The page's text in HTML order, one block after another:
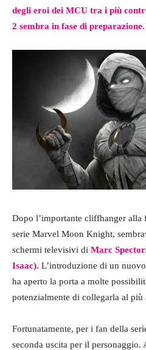
degli eroi dei MCU tra i più
2 sembra in fase di preparazione.
Dopo l’importante cliffhanger alla
serie Marvel Moon Knight,
schermi televisivi di Marc
Isaac). L’introduzione di un
ha aperto la porta a molte
potenzialmente di collegarla al più
Fortunatamente, per i fan della
seconda uscita per il personaggio.